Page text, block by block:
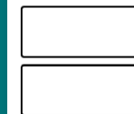
cookies only”
correct